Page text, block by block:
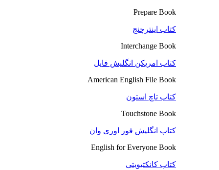
Prepare Book
کتاب اینترچنج
Interchange Book
کتاب امریکن انگلیش فایل
American English File Book
کتاب تاچ استون
Touchstone Book
کتاب انگلیش فور اوری وان
English for Everyone Book
کتاب کانکتیویتی